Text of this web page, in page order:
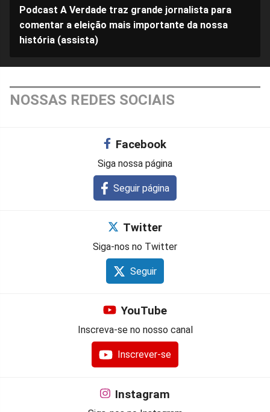
Podcast A Verdade traz grande jornalista para
comentar a eleição mais importante da nossa
história (assista)
NOSSAS REDES SOCIAIS
Facebook
Siga nossa página
Seguir página
Twitter
Siga-nos no Twitter
Seguir
YouTube
Inscreva-se no nosso canal
Inscrever-se
Instagram